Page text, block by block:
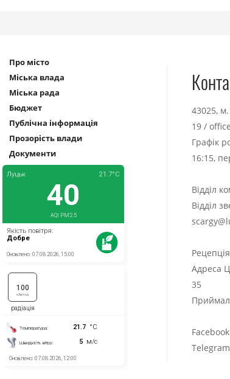
Про місто
Міська влада
Міська рада
Бюджет
Публічна інформація
Прозорість влади
Документи
43025,
19 /
Графік
16:15,
Відділ
Відділ
Адреса
35